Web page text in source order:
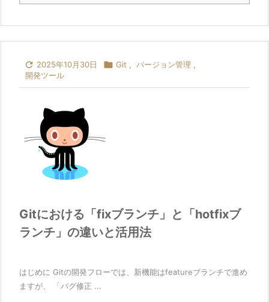
 2025年10月30日  Git , バージョン管理 ,
開発ツール
Gitにおける「fixブランチ」と「hotfixブ
ランチ」の違いと活用法
はじめに Gitの開発フローでは、新機能はfeatureブランチで進め
ますが、 「バグ修正 ...